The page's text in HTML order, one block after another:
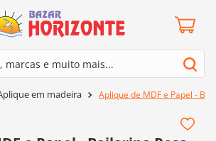
e muito mais...
em madeira Aplique de MDF e Papel -